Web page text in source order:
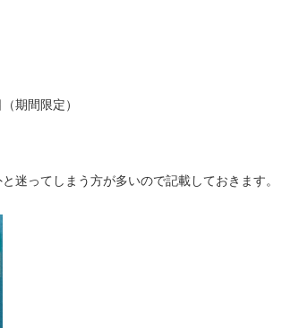
期間限定）
迷ってしまう方が多いので記載しておきます。